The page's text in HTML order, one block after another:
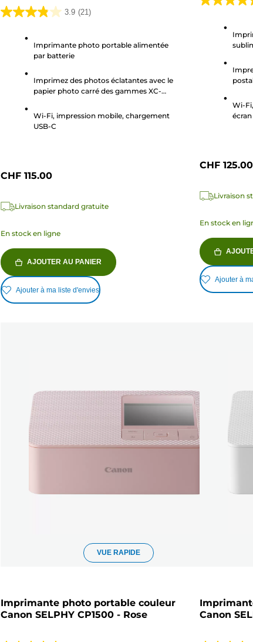
3.9 (21)
3.9
Imprimante photo portable alimentée
par batterie
Imprimez des photos éclatantes avec le
papier photo carré des gammes XC-
Wi-Fi, impression mobile, chargement
USB-C
CHF 115.00
Livraison standard gratuite
En stock en ligne
AJOUTER AU PANIER
Ajouter à ma liste d'envies
4.4
étoiles.
Wi-
CHF 125.00
Livraison
En stock en
Ajouter à
VUE RAPIDE
Imprimante photo portable couleur
Canon SELPHY CP1500 - Rose
Canon